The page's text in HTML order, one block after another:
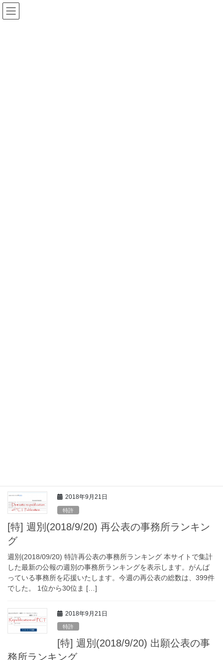
コ
ン
ナ
ビ
2018年9月21日
特許
[特] 週別(2018/9/20) 再公表の事務所ランキン
グ
週別(2018/09/20) 特許再公表の事務所ランキング 本サイトで集計
した最新の公報の週別の事務所ランキングを表示します。がんば
っている事務所を応援いたします。今週の再公表の総数は、399件
でした。 1位から30位ま […]
2018年9月21日
特許
[特] 週別(2018/9/20) 出願公表の事
務所ランキング